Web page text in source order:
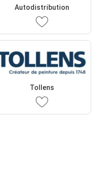
Autodistribution
Tollens